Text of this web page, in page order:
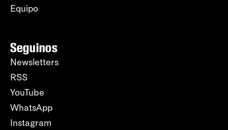
Equipo
Seguinos
Newsletters
RSS
YouTube
WhatsApp
Instagram